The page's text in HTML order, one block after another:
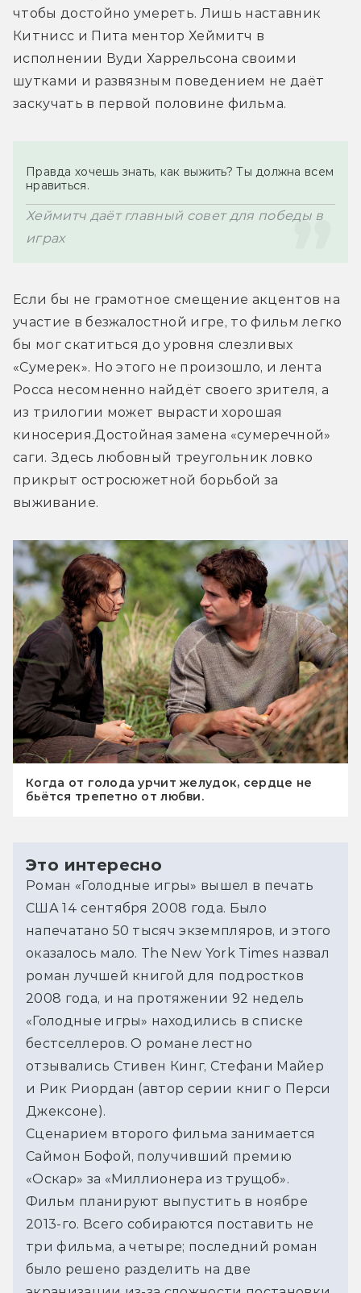
чтобы достойно умереть. Лишь наставник
Китнисс и Пита ментор Хеймитч в
исполнении Вуди Харрельсона своими
шутками и развязным поведением не даёт
заскучать в первой половине фильма.
Правда хочешь знать, как выжить? Ты должна всем
нравиться.
Хеймитч даёт главный совет для победы в
играх
Если бы не грамотное смещение акцентов на
участие в безжалостной игре, то фильм легко
бы мог скатиться до уровня слезливых
«Сумерек». Но этого не произошло, и лента
Росса несомненно найдёт своего зрителя, а
из трилогии может вырасти хорошая
киносерия.Достойная замена «сумеречной»
саги. Здесь любовный треугольник ловко
прикрыт остросюжетной борьбой за
выживание.
Когда от голода урчит желудок, сердце не
бьётся трепетно от любви.
Это интересно
Роман «Голодные игры» вышел в печать
США 14 сентября 2008 года. Было
напечатано 50 тысяч экземпляров, и этого
оказалось мало. The New York Times назвал
роман лучшей книгой для подростков
2008 года, и на протяжении 92 недель
«Голодные игры» находились в списке
бестселлеров. О романе лестно
отзывались Стивен Кинг, Стефани Майер
и Рик Риордан (автор серии книг о Перси
Джексоне).
Сценарием второго фильма занимается
Саймон Бофой, получивший премию
«Оскар» за «Миллионера из трущоб».
Фильм планируют выпустить в ноябре
2013-го. Всего собираются поставить не
три фильма, а четыре; последний роман
было решено разделить на две